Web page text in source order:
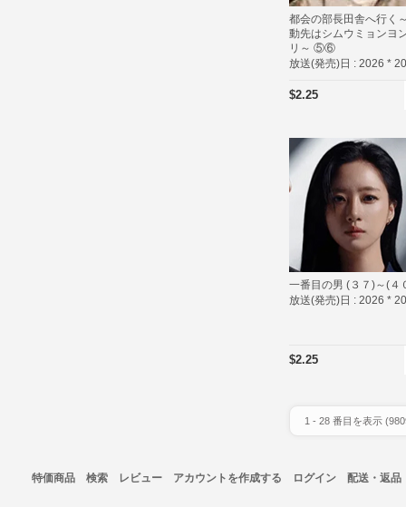
都会の部長田舎へ行く
動先はシムウミョンヨ
リ～ ⑤⑥
放送(発売)日 : 2026 *
$2.25
一番目の男 (３７)～(４
放送(発売)日 : 2026 *
$2.25
1 - 28 番目を表示 (
特価商品 検索 レビュー アカウントを作成する ログイン 配送・返品